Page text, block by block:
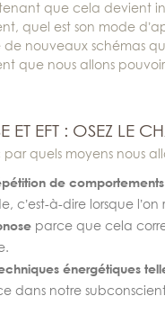
que cela devient
quel est son mode
nouveaux schémas
que nous allons
ET EFT : OSEZ LE
quels moyens nous
de
c’est-à-dire lorsque
parce que cela
énergétiques
dans notre